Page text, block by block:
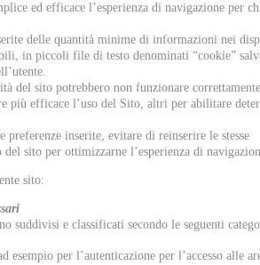
ed efficace l’esperienza di navigazione per
delle quantità minime di informazioni nei
in piccoli file di testo denominati “cookie”
del sito potrebbero non funzionare
più efficace l’uso del Sito, altri per abilitare
inserite, evitare di reinserire le stesse
sito per ottimizzarne l’esperienza di
sito:
suddivisi e classificati secondo le seguenti
esempio per l’autenticazione per l’accesso alle